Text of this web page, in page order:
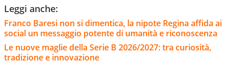
Leggi anche:
Franco Baresi non si dimentica, la nipote Regina affida ai
social un messaggio potente di umanità e riconoscenza
Le nuove maglie della Serie B 2026/2027: tra curiosità,
tradizione e innovazione